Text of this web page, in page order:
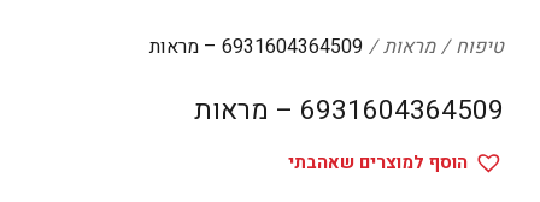
הלבשה תחתונה
טיפוח
טיפוח מראות 6931604364509 – מראות
6931604364509 – מראות
הוסף למוצרים שאהבתי